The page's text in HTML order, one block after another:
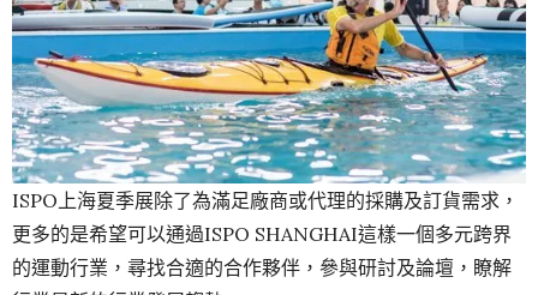
ISPO上海夏季展除了為滿足廠商或代理的採購及訂貨需求，
更多的是希望可以通過ISPO SHANGHAI這樣一個多元跨界
的運動行業，尋找合適的合作夥伴，參與研討及論壇，瞭解